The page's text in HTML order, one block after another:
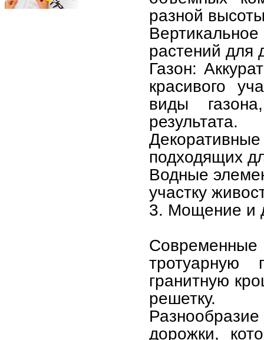
разной
растений для
Газон:
красивого
виды
результата.
подходящих
Водные
участку
3. Мощение и
тротуарную
гранитную
решетку.
дорожки,